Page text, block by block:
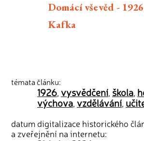
Domácí vševěd -
Kafka
témata článku:
1926, vysvědčení, škola,
výchova, vzdělávání,
datum digitalizace historického
a zveřejnění na internetu: